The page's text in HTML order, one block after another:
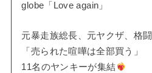
globe「Love again」
元暴走族総長、元ヤクザ、格
「売られた喧嘩は全部買う」
11名のヤンキーが集結